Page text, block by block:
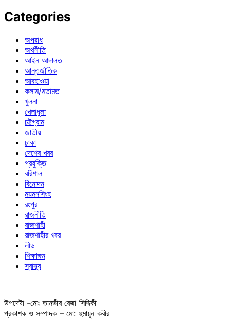
Categories
অপরাধ
অর্থনীতি
আইন আদালত
আন্তর্জাতিক
আবহাওয়া
কলাম/মতামত
খুলনা
খেলাধুলা
চট্টগ্রাম
জাতীয়
ঢাকা
দেশের খবর
প্রযুক্তি
বরিশাল
বিনোদন
ময়মনসিংহ
রংপুর
রাজনীতি
রাজশাহী
রাজশাহীর খবর
লীড
শিক্ষাঙ্গন
স্বাস্থ্য
উপদেষ্টা -মোঃ তানভীর রেজা সিদ্দিকী
প্রকাশক ও সম্পাদক – মো: হুমায়ুন কবীর